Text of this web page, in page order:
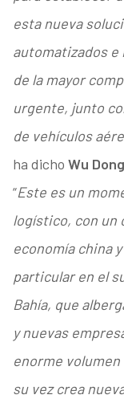
esta nueva
automatizados
de la mayor
urgente, junto
de vehículos
ha dicho Wu
“Este es un
logístico, con un
economía china
particular en el
Bahía, que
y nuevas
enorme
su vez crea